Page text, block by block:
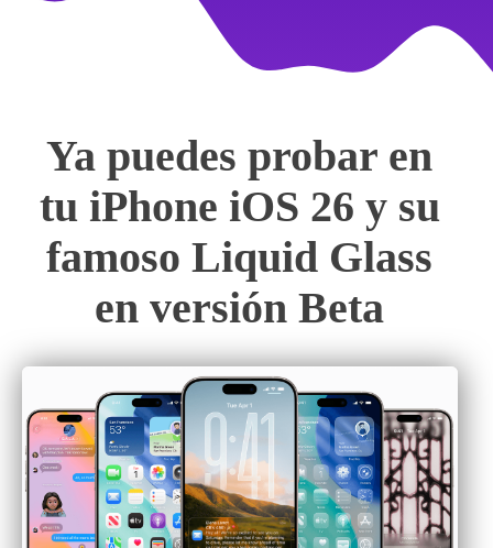
Ya puedes probar en
tu iPhone iOS 26 y su
famoso Liquid Glass
en versión Beta